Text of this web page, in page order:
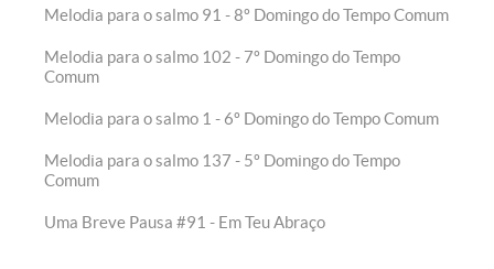
Melodia para o salmo 91 - 8º Domingo do Tempo Comum
Melodia para o salmo 102 - 7º Domingo do Tempo
Comum
Melodia para o salmo 1 - 6º Domingo do Tempo Comum
Melodia para o salmo 137 - 5º Domingo do Tempo
Comum
Uma Breve Pausa #91 - Em Teu Abraço